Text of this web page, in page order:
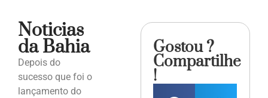
Noticias
da Bahia
Depois do
sucesso que foi o
lançamento do
Gostou ?
Compartilhe
!